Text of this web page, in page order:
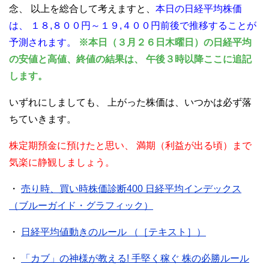
念、
以上を総合して考えますと、 本日の日経平均株価
は、
１８,８００円～１９,４００円前後で推移することが
予測されます。
※本日（３月２６日木曜日）の日経平均
の安値と高値、終値の結果は、
午後３時以降ここに追記
します。
いずれにしましても、
上がった株価は、いつかは必ず落
ちていきます。
株定期預金に預けたと思い、
満期（利益が出る頃）まで
気楽に静観しましょう。
・ 売り時、買い時株価診断400 日経平均インデックス
（ブルーガイド・グラフィック）
・ 日経平均値動きのルール （［テキスト］）
・ 「カブ」の神様が教える! 手堅く稼ぐ 株の必勝ルール